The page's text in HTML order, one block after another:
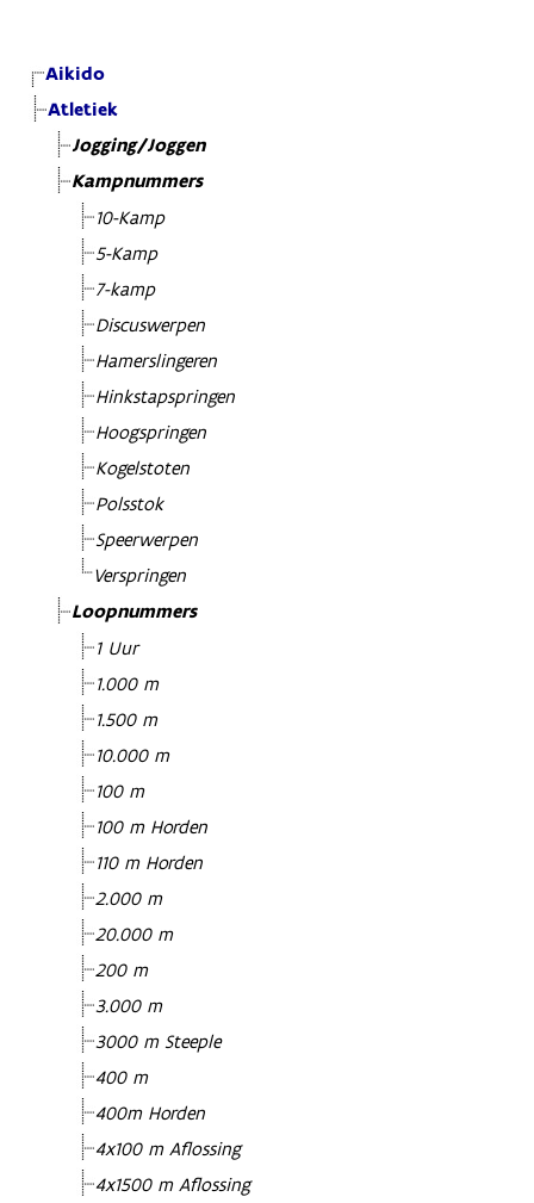
Aikido
Atletiek
Jogging/Joggen
Kampnummers
10-Kamp
5-Kamp
7-kamp
Discuswerpen
Hamerslingeren
Hinkstapspringen
Hoogspringen
Kogelstoten
Polsstok
Speerwerpen
Verspringen
Loopnummers
1 Uur
1.000 m
1.500 m
10.000 m
100 m
100 m Horden
110 m Horden
2.000 m
20.000 m
200 m
3.000 m
3000 m Steeple
400 m
400m Horden
4x100 m Aflossing
4x1500 m Aflossing